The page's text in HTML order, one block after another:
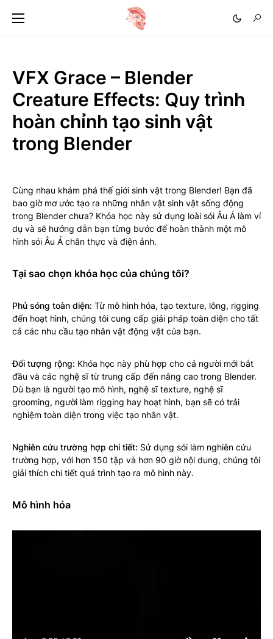
VFX Grace – Blender
Creature Effects: Quy trình
hoàn chỉnh tạo sinh vật
trong Blender
Cùng nhau khám phá thế giới sinh vật trong Blender! Bạn đã
bao giờ mơ ước tạo ra những nhân vật sinh vật sống động
trong Blender chưa? Khóa học này sử dụng loài sói Âu Á làm ví
dụ và sẽ hướng dẫn bạn từng bước để hoàn thành một mô
hình sói Âu Á chân thực và điện ảnh.
Tại sao chọn khóa học của chúng tôi?
Phủ sóng toàn diện: Từ mô hình hóa, tạo texture, lông, rigging
đến hoạt hình, chúng tôi cung cấp giải pháp toàn diện cho tất
cả các nhu cầu tạo nhân vật động vật của bạn.
Đối tượng rộng: Khóa học này phù hợp cho cả người mới bắt
đầu và các nghệ sĩ từ trung cấp đến nâng cao trong Blender.
Dù bạn là người tạo mô hình, nghệ sĩ texture, nghệ sĩ
grooming, người làm rigging hay hoạt hình, bạn sẽ có trải
nghiệm toàn diện trong việc tạo nhân vật.
Nghiên cứu trường hợp chi tiết: Sử dụng sói làm nghiên cứu
trường hợp, với hơn 150 tập và hơn 90 giờ nội dung, chúng tôi
giải thích chi tiết quá trình tạo ra mô hình này.
Mô hình hóa